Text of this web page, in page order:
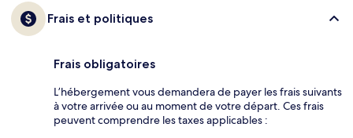
Frais et politiques
Frais obligatoires
L’hébergement vous demandera de payer les frais suivants
à votre arrivée ou au moment de votre départ. Ces frais
peuvent comprendre les taxes applicables :